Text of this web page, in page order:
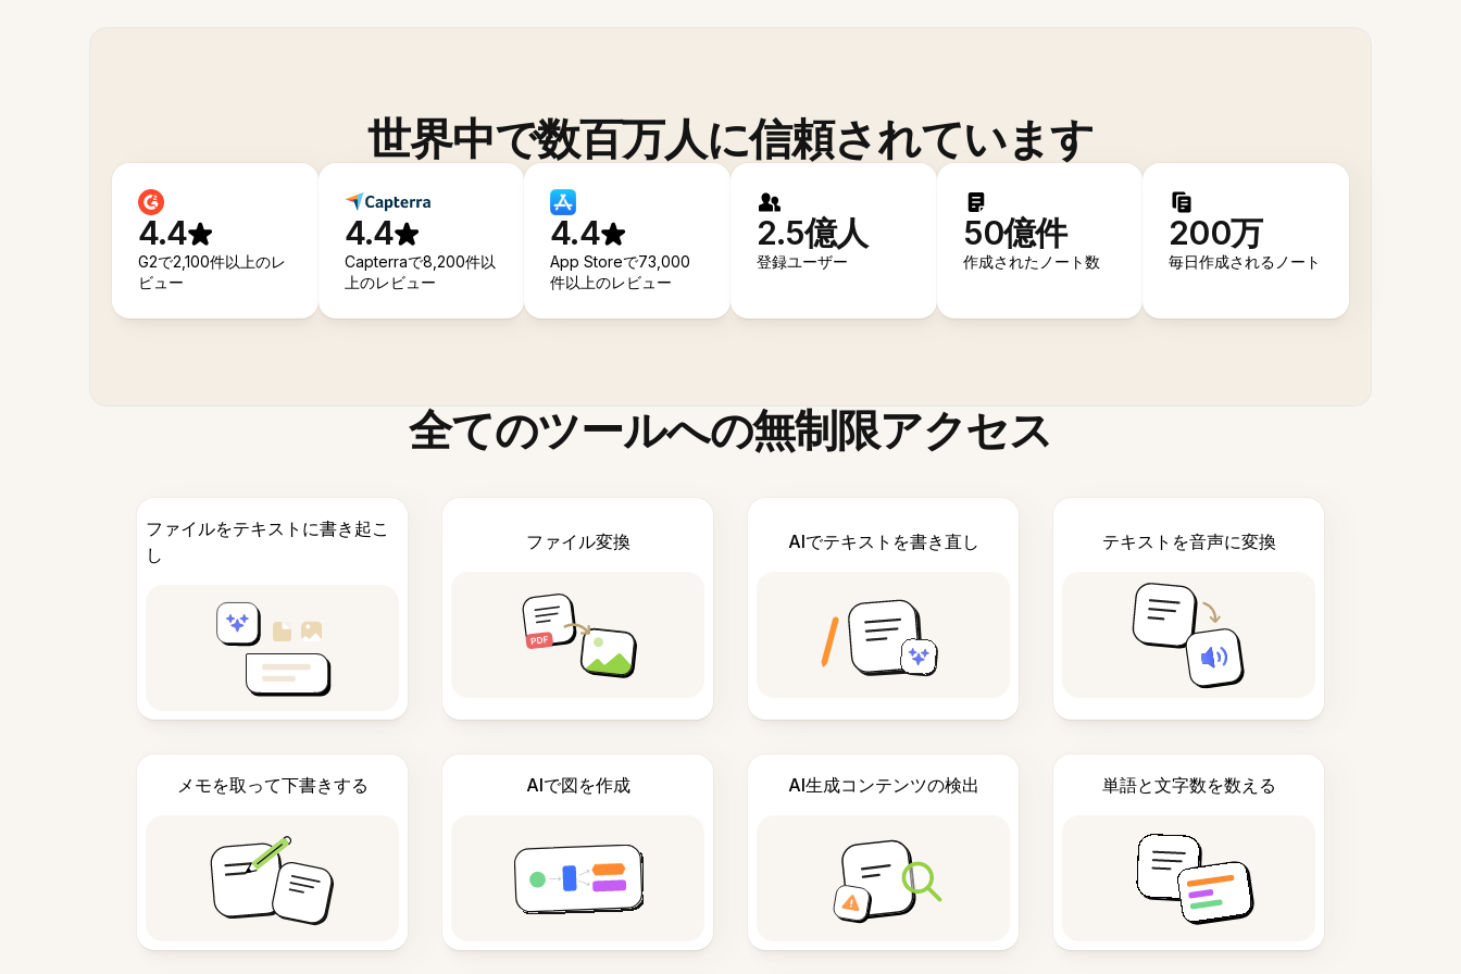
世界中で数百万人に信頼されています
4.4
G2で2,100件以上のレ
ビュー
4.4
Capterraで8,200件以
上のレビュー
4.4
App Storeで73,000
件以上のレビュー
2.5億人
登録ユーザー
50億件
作成されたノート数
200万
毎日作成されるノート
全てのツールへの無制限アクセス
ファイルをテキストに書き起こ
し
ファイル変換 AIでテキストを書き直し テキストを音声に変換
メモを取って下書きする AIで図を作成 AI生成コンテンツの検出 単語と文字数を数える